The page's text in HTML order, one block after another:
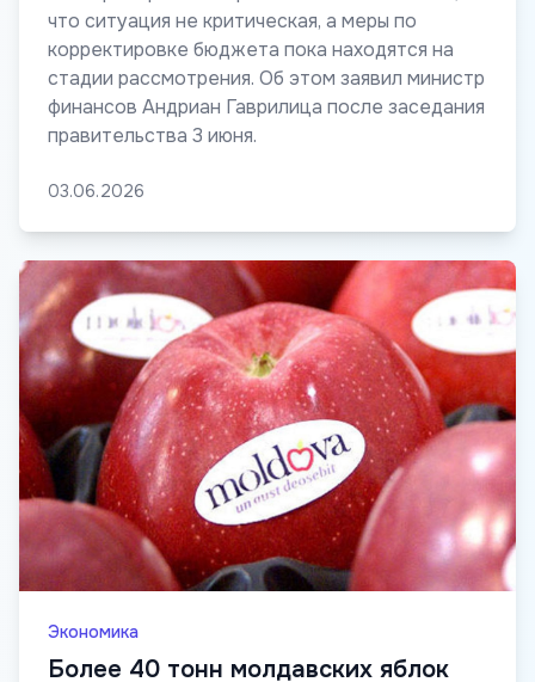
что ситуация не критическая, а меры по
корректировке бюджета пока находятся на
стадии рассмотрения. Об этом заявил министр
финансов Андриан Гаврилица после заседания
правительства 3 июня.
03.06.2026
Экономика
Более 40 тонн молдавских яблок